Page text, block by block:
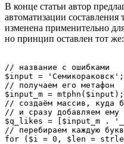
В конце статьи автор
автоматизации
изменена применительно
но принцип оставлен тот же:
// название с ошибками
$input = 'Семикораковск';
// получаем его метафон
$input_m = mtphn($input);
// создаём массив, куда
// и сразу добавляем ему
$q_likes = [$input_m .
// перебираем каждую
for ($i = 0, $len =